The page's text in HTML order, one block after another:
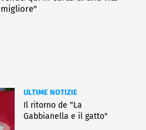
migliore"
ULTIME NOTIZIE
Il ritorno de "La
Gabbianella e il gatto"